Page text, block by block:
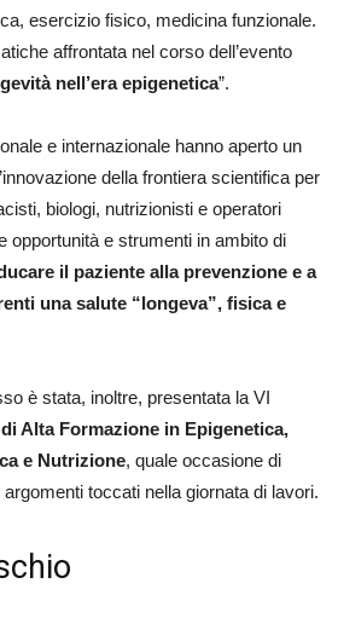
esercizio fisico, medicina funzionale.
affrontata nel corso dell’evento
nell’era epigenetica”.
e internazionale hanno aperto un
della frontiera scientifica per
biologi, nutrizionisti e operatori
opportunità e strumenti in ambito di
il paziente alla prevenzione e a
una salute “longeva”, fisica e
è stata, inoltre, presentata la VI
Alta Formazione in Epigenetica,
e Nutrizione, quale occasione di
toccati nella giornata di lavori.